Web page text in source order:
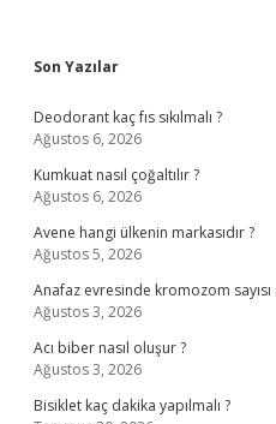
Sidebar
Son Yazılar
Deodorant kaç fıs sıkılmalı ?
Ağustos 6, 2026
Kumkuat nasıl çoğaltılır ?
Ağustos 6, 2026
Avene hangi ülkenin markasıdır ?
Ağustos 5, 2026
Anafaz evresinde kromozom sayısı
Ağustos 3, 2026
Acı biber nasıl oluşur ?
Ağustos 3, 2026
Bisiklet kaç dakika yapılmalı ?